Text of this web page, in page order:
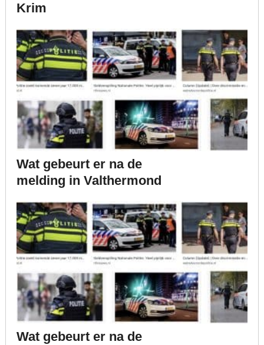
Krim
Wat gebeurt er na de
melding in Valthermond
Wat gebeurt er na de